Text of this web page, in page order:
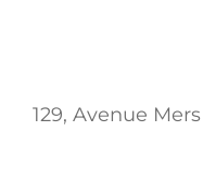
129, Avenue